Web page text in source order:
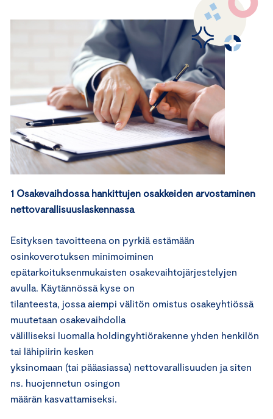
1 Osakevaihdossa hankittujen osakkeiden arvostaminen
nettovarallisuuslaskennassa
Esityksen tavoitteena on pyrkiä estämään
osinkoverotuksen minimoiminen
epätarkoituksenmukaisten osakevaihtojärjestelyjen
avulla. Käytännössä kyse on
tilanteesta, jossa aiempi välitön omistus osakeyhtiössä
muutetaan osakevaihdolla
välilliseksi luomalla holdingyhtiörakenne yhden henkilön
tai lähipiirin kesken
yksinomaan (tai pääasiassa) nettovarallisuuden ja siten
ns. huojennetun osingon
määrän kasvattamiseksi.